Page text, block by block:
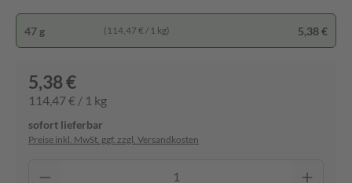
47 g (114,47 € / 1 kg) 5,38 €
5,38 €
114,47 € / 1 kg
sofort lieferbar
Preise inkl. MwSt. ggf. zzgl. Versandkosten